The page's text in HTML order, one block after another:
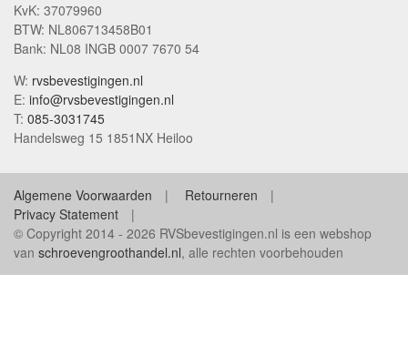
KvK: 37079960
BTW: NL806713458B01
Bank: NL08 INGB 0007 7670 54
W: rvsbevestigingen.nl
E: info@rvsbevestigingen.nl
T: 085-3031745
Handelsweg 15 1851NX Heiloo
Algemene Voorwaarden
Retourneren
Privacy Statement
© Copyright 2014 - 2026 RVSbevestigingen.nl is een webshop
van schroevengroothandel.nl, alle rechten voorbehouden